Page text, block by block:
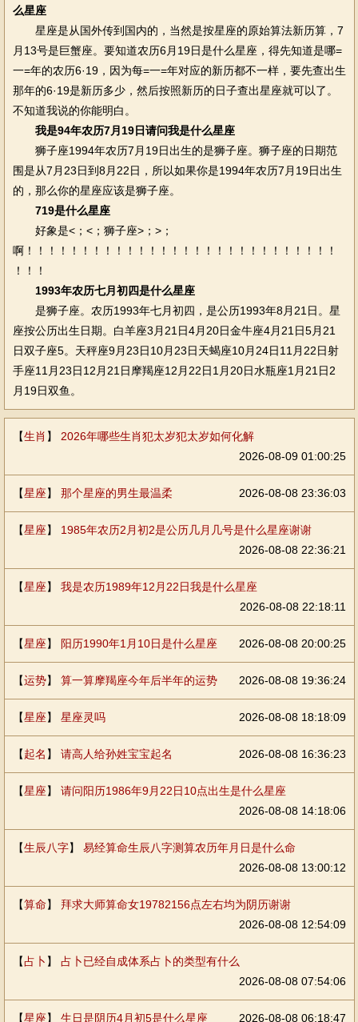
么星座
星座是从国外传到国内的，当然是按星座的原始算法新历算，7
月13号是巨蟹座。要知道农历6月19日是什么星座，得先知道是哪=
一=年的农历6·19，因为每=一=年对应的新历都不一样，要先查出生
那年的6·19是新历多少，然后按照新历的日子查出星座就可以了。
不知道我说的你能明白。
我是94年农历7月19日请问我是什么星座
狮子座1994年农历7月19日出生的是狮子座。狮子座的日期范
围是从7月23日到8月22日，所以如果你是1994年农历7月19日出生
的，那么你的星座应该是狮子座。
719是什么星座
好象是<；<；狮子座>；>；
啊！！！！！！！！！！！！！！！！！！！！！！！！！！！！
！！！
1993年农历七月初四是什么星座
是狮子座。农历1993年七月初四，是公历1993年8月21日。星
座按公历出生日期。白羊座3月21日4月20日金牛座4月21日5月21
日双子座5。天秤座9月23日10月23日天蝎座10月24日11月22日射
手座11月23日12月21日摩羯座12月22日1月20日水瓶座1月21日2
月19日双鱼。
【生肖 】 2026年哪些生肖犯太岁犯太岁如何化解
2026-08-09 01:00:25
【星座】 那个星座的男生最温柔 2026-08-08 23:36:03
【星座】 1985年农历2月初2是公历几月几号是什么星座谢谢
2026-08-08 22:36:21
【星座】 我是农历1989年12月22日我是什么星座
2026-08-08 22:18:11
【星座】 阳历1990年1月10日是什么星座 2026-08-08 20:00:25
【运势】 算一算摩羯座今年后半年的运势 2026-08-08 19:36:24
【星座】 星座灵吗 2026-08-08 18:18:09
【起名 】 请高人给孙姓宝宝起名 2026-08-08 16:36:23
【星座】 请问阳历1986年9月22日10点出生是什么星座
2026-08-08 14:18:06
【生辰八字】 易经算命生辰八字测算农历年月日是什么命
2026-08-08 13:00:12
【算命】 拜求大师算命女19782156点左右均为阴历谢谢
2026-08-08 12:54:09
【占卜 】 占卜已经自成体系占卜的类型有什么
2026-08-08 07:54:06
【星座】 生日是阴历4月初5是什么星座 2026-08-08 06:18:47